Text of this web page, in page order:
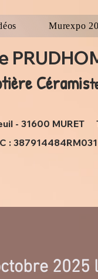
Murexpo
Céramis
- 31600 MURET
: 387914484RM031
2025